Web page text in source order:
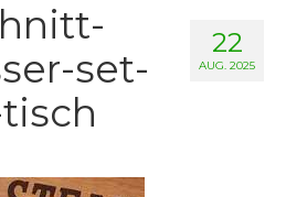
22
AUG. 2025
set-